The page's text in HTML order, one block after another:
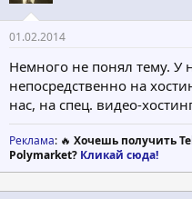
01.02.2014
Немного не понял тему. У
непосредственно на
нас, на спец. видео-
Реклама: 🔥 Хочешь получить
Polymarket? Кликай сюда!